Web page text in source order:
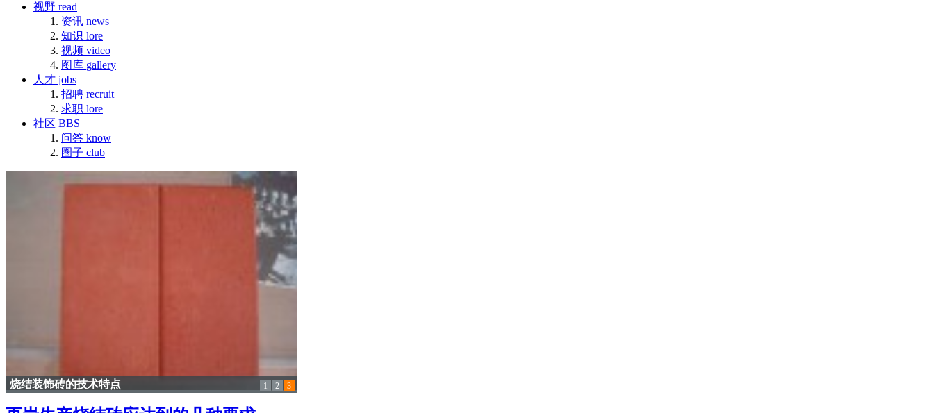
视野 read
资讯 news
知识 lore
视频 video
图库 gallery
人才 jobs
招聘 recruit
求职 lore
社区 BBS
问答 know
圈子 club
烧结装饰砖的技术特点 1 2 3